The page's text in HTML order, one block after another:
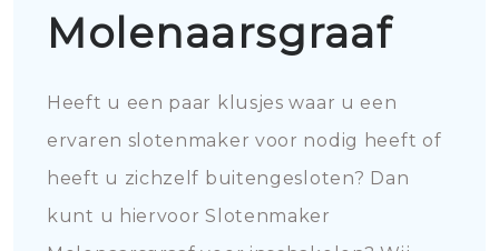
Molenaarsgraaf
Heeft u een paar klusjes waar u een
ervaren slotenmaker voor nodig heeft of
heeft u zichzelf buitengesloten? Dan
kunt u hiervoor Slotenmaker